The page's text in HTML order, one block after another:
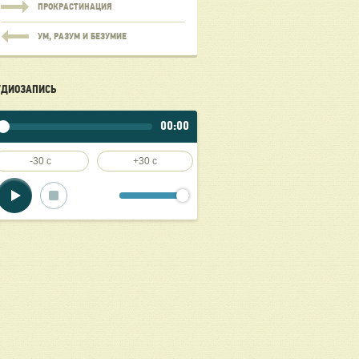
ПРОКРАСТИНАЦИЯ
УМ, РАЗУМ И БЕЗУМИЕ
00:00
-30 c +30 c